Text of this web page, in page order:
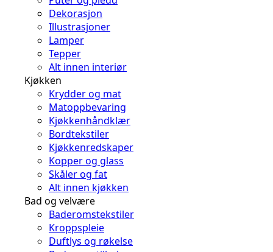
Dekorasjon
Illustrasjoner
Lamper
Tepper
Alt innen interiør
Kjøkken
Krydder og mat
Matoppbevaring
Kjøkkenhåndklær
Bordtekstiler
Kjøkkenredskaper
Kopper og glass
Skåler og fat
Alt innen kjøkken
Bad og velvære
Baderomstekstiler
Kroppspleie
Duftlys og røkelse